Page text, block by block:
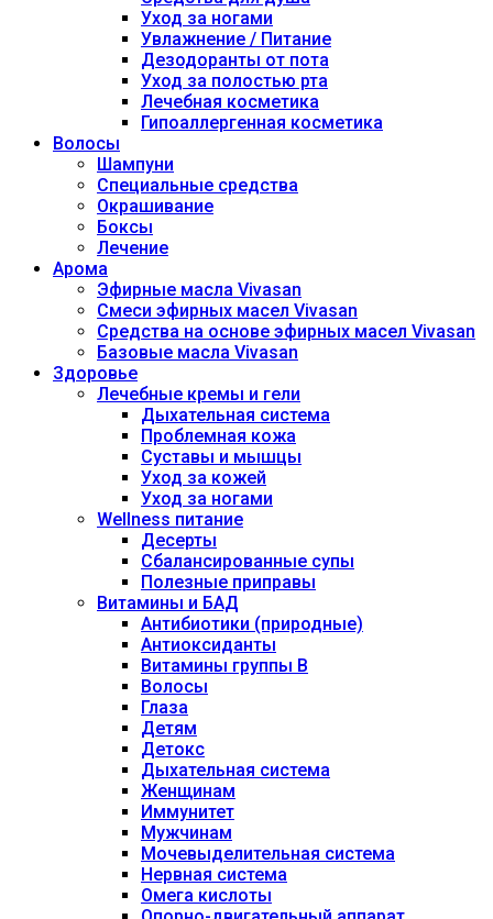
Уход за ногами
Увлажнение / Питание
Дезодоранты от пота
Уход за полостью рта
Лечебная косметика
Гипоаллергенная косметика
Волосы
Шампуни
Специальные средства
Окрашивание
Боксы
Лечение
Арома
Эфирные масла Vivasan
Смеси эфирных масел Vivasan
Средства на основе эфирных масел Vivasan
Базовые масла Vivasan
Здоровье
Лечебные кремы и гели
Дыхательная система
Проблемная кожа
Суставы и мышцы
Уход за кожей
Уход за ногами
Wellness питание
Десерты
Сбалансированные супы
Полезные приправы
Витамины и БАД
Антибиотики (природные)
Антиоксиданты
Витамины группы В
Волосы
Глаза
Детям
Детокс
Дыхательная система
Женщинам
Иммунитет
Мужчинам
Мочевыделительная система
Нервная система
Омега кислоты